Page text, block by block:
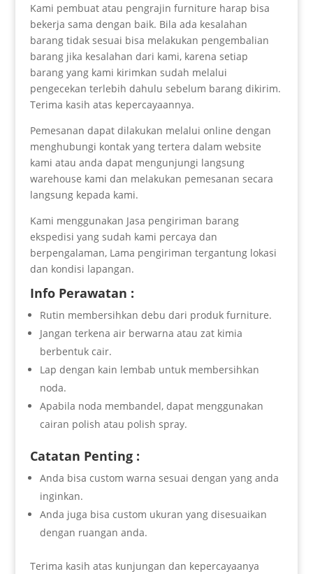
Kami pembuat atau pengrajin furniture harap bisa
bekerja sama dengan baik. Bila ada kesalahan
barang tidak sesuai bisa melakukan pengembalian
barang jika kesalahan dari kami, karena setiap
barang yang kami kirimkan sudah melalui
pengecekan terlebih dahulu sebelum barang dikirim.
Terima kasih atas kepercayaannya.
Pemesanan dapat dilakukan melalui online dengan
menghubungi kontak yang tertera dalam website
kami atau anda dapat mengunjungi langsung
warehouse kami dan melakukan pemesanan secara
langsung kepada kami.
Kami menggunakan Jasa pengiriman barang
ekspedisi yang sudah kami percaya dan
berpengalaman, Lama pengiriman tergantung lokasi
dan kondisi lapangan.
Info Perawatan :
Rutin membersihkan debu dari produk furniture.
Jangan terkena air berwarna atau zat kimia
berbentuk cair.
Lap dengan kain lembab untuk membersihkan
noda.
Apabila noda membandel, dapat menggunakan
cairan polish atau polish spray.
Catatan Penting :
Anda bisa custom warna sesuai dengan yang anda
inginkan.
Anda juga bisa custom ukuran yang disesuaikan
dengan ruangan anda.
Terima kasih atas kunjungan dan kepercayaanya